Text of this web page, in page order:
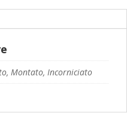
Montato, Incorniciato